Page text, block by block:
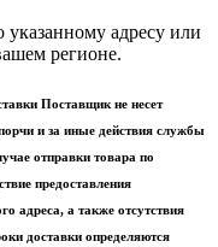
указанному адресу или
регионе.
Поставщик не несет
и за иные действия службы
отправки товара по
предоставления
адреса, а также отсутствия
доставки определяются